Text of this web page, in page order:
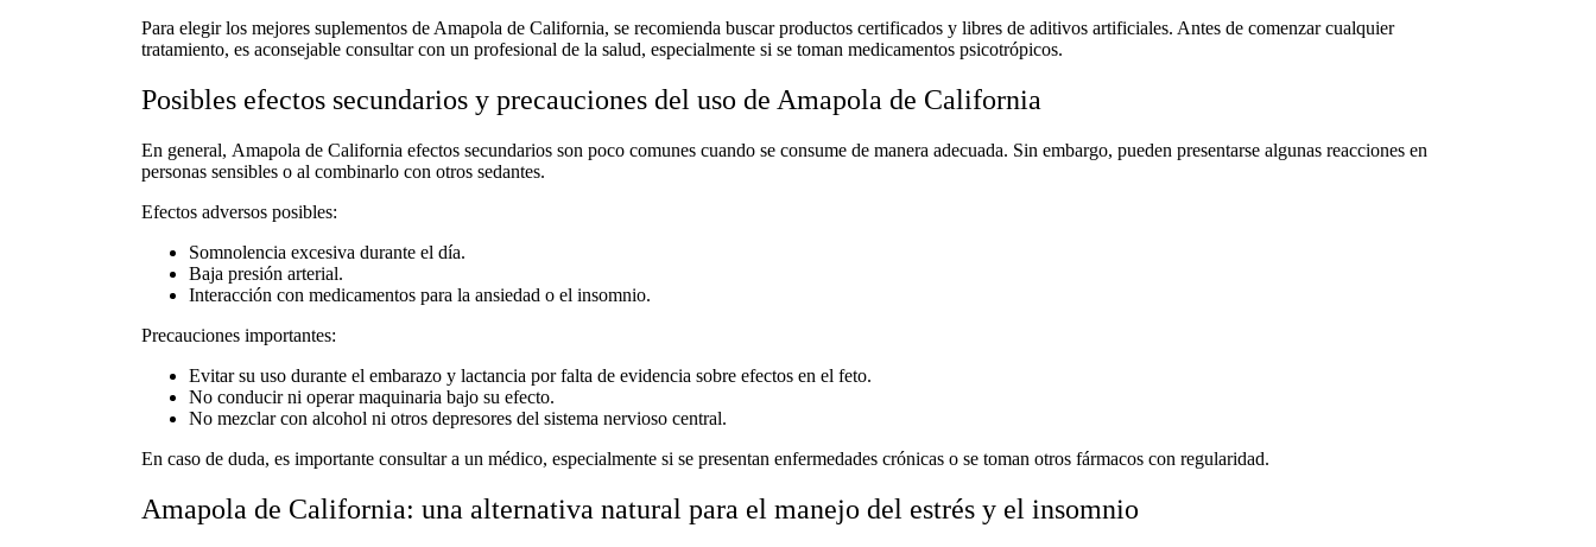
Para elegir los mejores suplementos de Amapola de California, se recomienda buscar productos certificados y libres de aditivos artificiales. Antes de comenzar cualquier
tratamiento, es aconsejable consultar con un profesional de la salud, especialmente si se toman medicamentos psicotrópicos.
Posibles efectos secundarios y precauciones del uso de Amapola de California
En general, Amapola de California efectos secundariosson poco comunes cuando se consume de manera adecuada. Sin embargo, pueden presentarse algunas reacciones en
personas sensibles o al combinarlo con otros sedantes.
Efectos adversos posibles:
Somnolencia excesiva durante el día.
Baja presión arterial.
Interacción con medicamentos para la ansiedad o el insomnio.
Precauciones importantes:
Evitar su uso durante el embarazo y lactancia por falta de evidencia sobre efectos en el feto.
No conducir ni operar maquinaria bajo su efecto.
No mezclar con alcohol ni otros depresores del sistema nervioso central.
En caso de duda, es importante consultar a un médico, especialmente si se presentan enfermedades crónicas o se toman otros fármacos con regularidad.
Amapola de California: una alternativa natural para el manejo del estrés y el insomnio